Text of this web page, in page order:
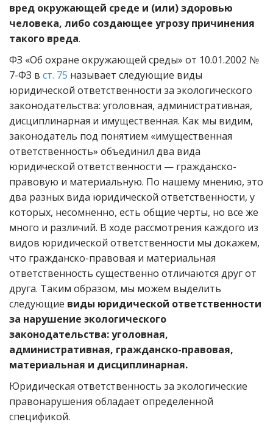
вред окружающей среде и (или) здоровью
человека, либо создающее угрозу причинения
такого вреда.
ФЗ «Об охране окружающей среды» от 10.01.2002 №
7-ФЗ в ст. 75 называет следующие виды
юридической ответственности за экологического
законодательства: уголовная, административная,
дисциплинарная и имущественная. Как мы видим,
законодатель под понятием «имущественная
ответственность» объединил два вида
юридической ответственности — гражданско-
правовую и материальную. По нашему мнению, это
два разных вида юридической ответственности, у
которых, несомненно, есть общие черты, но все же
много и различий. В ходе рассмотрения каждого из
видов юридической ответственности мы докажем,
что гражданско-правовая и материальная
ответственность существенно отличаются друг от
друга. Таким образом, мы можем выделить
следующие виды юридической ответственности
за нарушение экологического
законодательства: уголовная,
административная, гражданско-правовая,
материальная и дисциплинарная.
Юридическая ответственность за экологические
правонарушения обладает определенной
спецификой.